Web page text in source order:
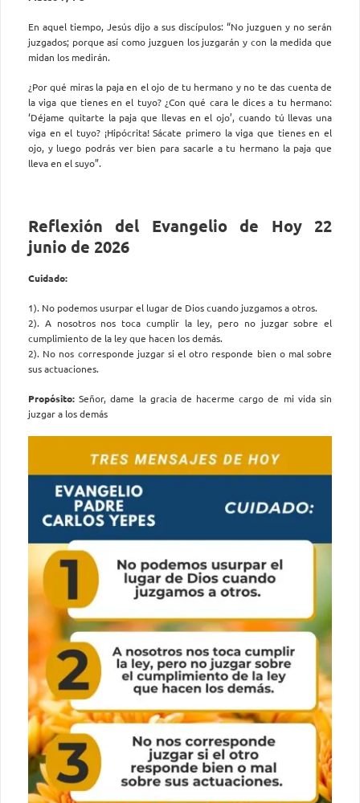
En aquel tiempo, Jesús dijo a sus discípulos: “No juzguen y no serán
juzgados; porque así como juzguen los juzgarán y con la medida que
midan los medirán.
¿Por qué miras la paja en el ojo de tu hermano y no te das cuenta de
la viga que tienes en el tuyo? ¿Con qué cara le dices a tu hermano:
‘Déjame quitarte la paja que llevas en el ojo’, cuando tú llevas una
viga en el tuyo? ¡Hipócrita! Sácate primero la viga que tienes en el
ojo, y luego podrás ver bien para sacarle a tu hermano la paja que
lleva en el suyo”.
Reflexión del Evangelio de Hoy 22
junio de 2026
Cuidado:
1). No podemos usurpar el lugar de Dios cuando juzgamos a otros.
2). A nosotros nos toca cumplir la ley, pero no juzgar sobre el
cumplimiento de la ley que hacen los demás.
2). No nos corresponde juzgar si el otro responde bien o mal sobre
sus actuaciones.
Propósito: Señor, dame la gracia de hacerme cargo de mi vida sin
juzgar a los demás